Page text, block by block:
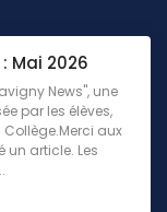
Mai 2026
News", une
par les élèves,
aux
un article. Les